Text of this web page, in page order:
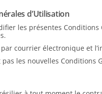
d’Utilisation
les présentes
courrier électronique et
pas les nouvelles